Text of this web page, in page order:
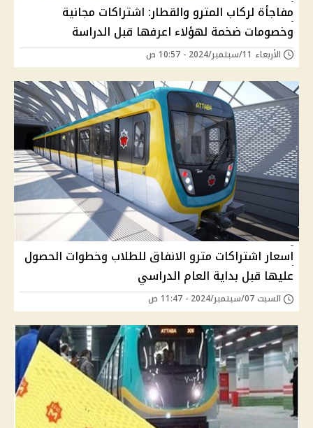
مفاجأة لركاب المترو والقطار: اشتراكات مجانية
وخصومات ضخمة لهؤلاء اعرفها قبل الدراسة
الأربعاء 11/سبتمبر/2024 - 10:57 ص
اسعار اشتراكات مترو الانفاق للطلاب وخطوات الحصول
عليها قبل بداية العام الدراسي
السبت 07/سبتمبر/2024 - 11:47 ص